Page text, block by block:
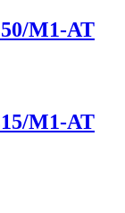
M1-AT
M1-AT